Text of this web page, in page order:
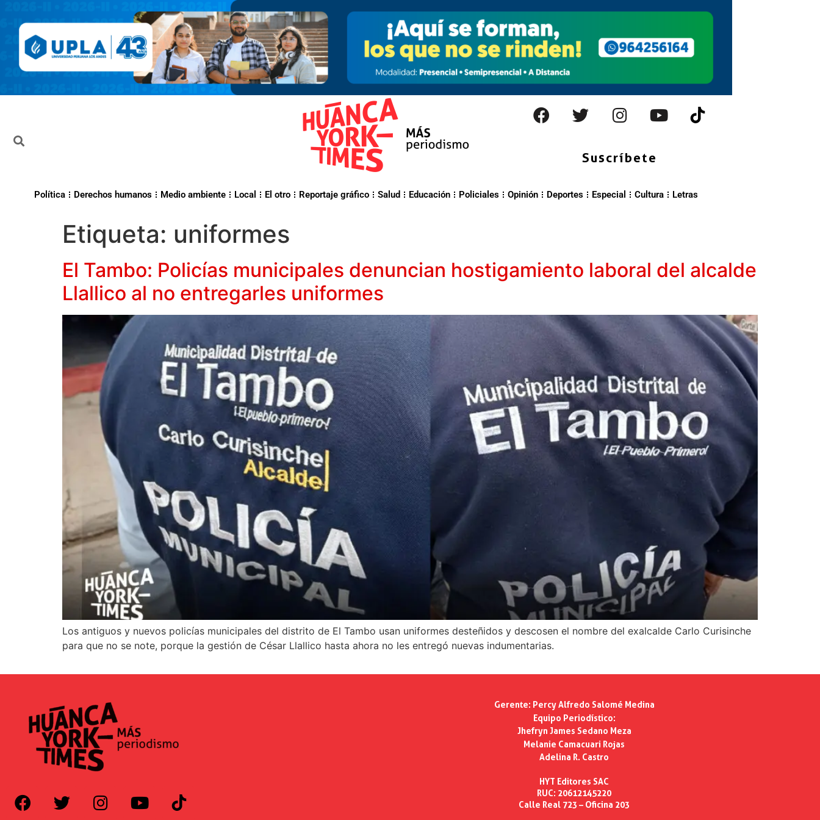
Suscríbete
Política Derechos humanos Medio ambiente Local El otro Reportaje gráfico Salud Educación Policiales Opinión Deportes Especial Cultura Letras
Etiqueta: uniformes
El Tambo: Policías municipales denuncian hostigamiento laboral del alcalde
Llallico al no entregarles uniformes
Los antiguos y nuevos policías municipales del distrito de El Tambo usan uniformes desteñidos y descosen el nombre del exalcalde Carlo Curisinche
para que no se note, porque la gestión de César Llallico hasta ahora no les entregó nuevas indumentarias.
Gerente: Percy Alfredo Salomé Medina
Equipo Periodístico:
Jhefryn James Sedano Meza
Melanie Camacuari Rojas
Adelina R. Castro
HYT Editores SAC
RUC: 20612145220
Calle Real 723 – Oficina 203